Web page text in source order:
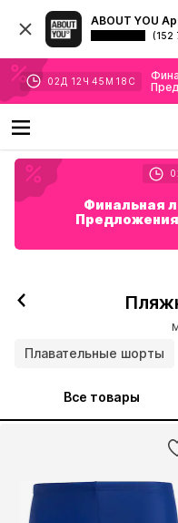
ABOUT YOU
(152
02 Д 12 Ч 45 М 15 С
Финальная
Плавательные шорты
Все товары